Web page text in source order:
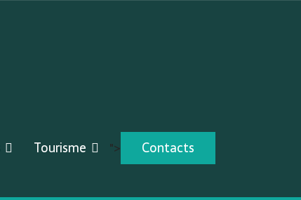
Tourisme "> Contacts